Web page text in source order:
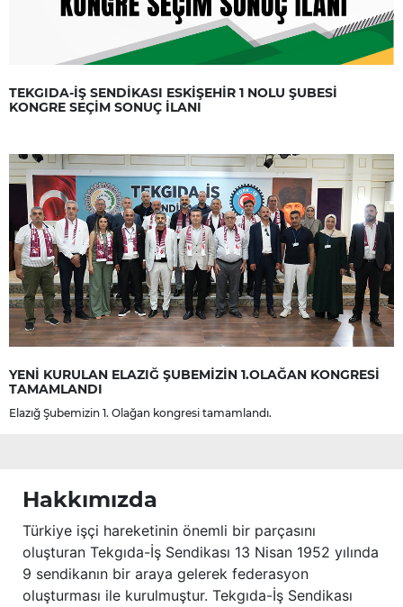
TEKGIDA-İŞ SENDİKASI ESKİŞEHİR 1 NOLU ŞUBESİ
KONGRE SEÇİM SONUÇ İLANI
YENİ KURULAN ELAZIĞ ŞUBEMİZİN 1.OLAĞAN KONGRESİ
TAMAMLANDI
Elazığ Şubemizin 1. Olağan kongresi tamamlandı.
Hakkımızda
Türkiye işçi hareketinin önemli bir parçasını
oluşturan Tekgıda-İş Sendikası 13 Nisan 1952 yılında
9 sendikanın bir araya gelerek federasyon
oluşturması ile kurulmuştur. Tekgıda-İş Sendikası